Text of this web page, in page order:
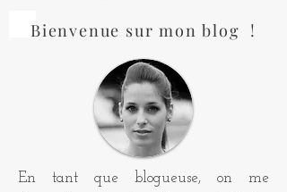
Bienvenue sur mon blog !
En tant que blogueuse, on me